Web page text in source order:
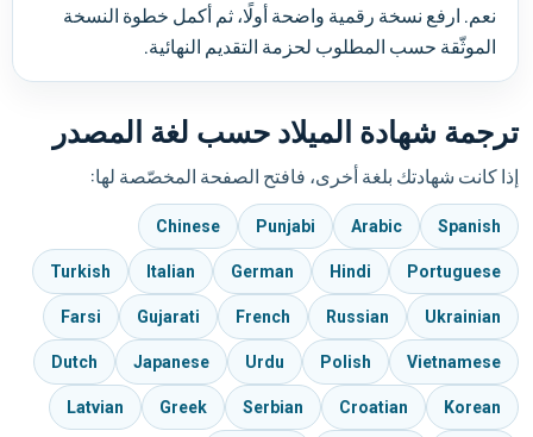
نعم. ارفع نسخة رقمية واضحة أولًا، ثم أكمل خطوة النسخة
الموثّقة حسب المطلوب لحزمة التقديم النهائية.
ترجمة شهادة الميلاد حسب لغة المصدر
إذا كانت شهادتك بلغة أخرى، فافتح الصفحة المخصّصة لها:
Spanish
Arabic
Punjabi
Chinese
Portuguese
Hindi
German
Italian
Turkish
Ukrainian
Russian
French
Gujarati
Farsi
Vietnamese
Polish
Urdu
Japanese
Dutch
Korean
Croatian
Serbian
Greek
Latvian